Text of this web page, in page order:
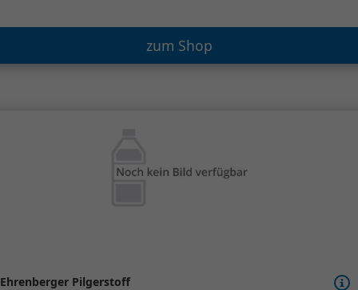
zum Shop
Ehrenberger Pilgerstoff